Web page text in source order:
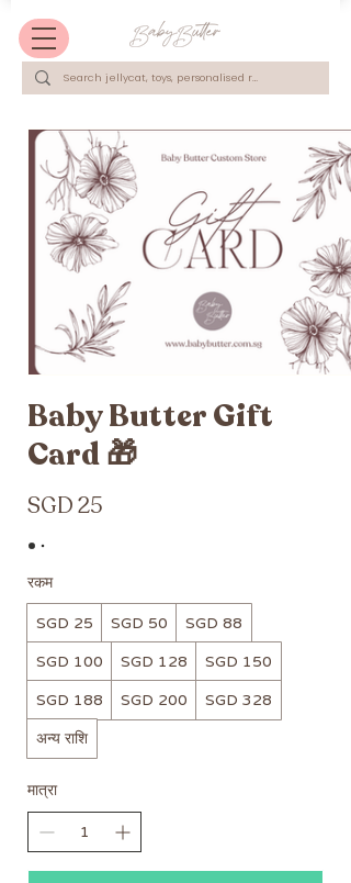
Baby Butter Gift
Card 🎁
SGD 25
रकम
SGD 25 SGD 50 SGD 88
SGD 100 SGD 128 SGD 150
SGD 188 SGD 200 SGD 328
अन्य राशि
मात्रा